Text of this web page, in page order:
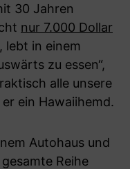
30 Jahren
nur 7.000 Dollar
lebt in einem
zu essen“,
alle unsere
ein Hawaiihemd.
Autohaus und
Reihe